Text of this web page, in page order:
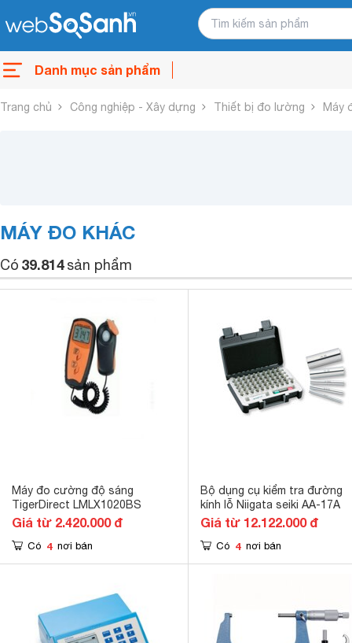
Danh mục sản phẩm
Trang chủ Công nghiệp - Xây dựng Thiết bị đo lường Máy
MÁY ĐO KHÁC
Có 39.814sản phẩm
Máy đo cường độ sáng
TigerDirect LMLX1020BS
Giá từ 2.420.000 đ
Có 4 nơi bán
Bộ dụng cụ kiểm tra đường
kính lỗ Niigata seiki AA-17A
Giá từ 12.122.000 đ
Có 4 nơi bán